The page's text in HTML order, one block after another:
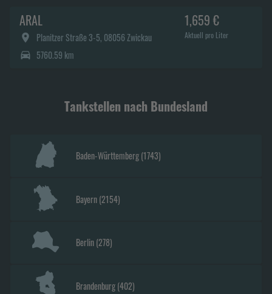
ARAL
Planitzer Straße 3-5, 08056 Zwickau
5760.59 km
1,659 €
Aktuell pro Liter
Tankstellen nach Bundesland
Baden-Württemberg(1743)
Bayern(2154)
Berlin(278)
Brandenburg(402)